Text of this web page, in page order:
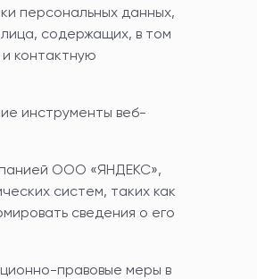
персональных данных,
содержащих, в том
контактную
инструменты веб-
ООО «ЯНДЕКС»,
систем, таких как
сведения о его
правовые меры в